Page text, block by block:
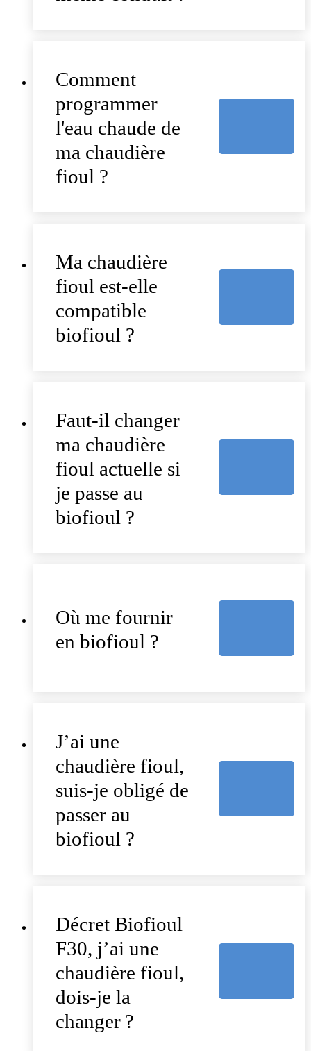
Comment
programmer
l'eau chaude de
ma chaudière
fioul ?
Ma chaudière
fioul est-elle
compatible
biofioul ?
Faut-il changer
ma chaudière
fioul actuelle si
je passe au
biofioul ?
Où me fournir
en biofioul ?
J’ai une
chaudière fioul,
suis-je obligé de
passer au
biofioul ?
Décret Biofioul
F30, j’ai une
chaudière fioul,
dois-je la
changer ?